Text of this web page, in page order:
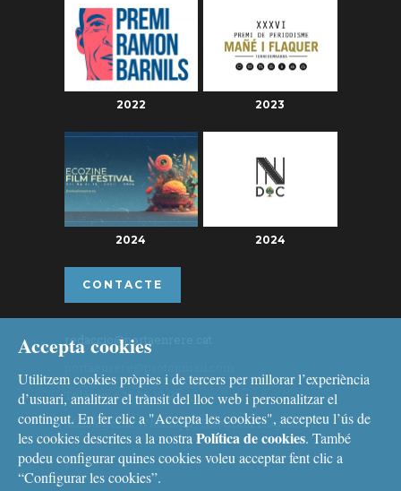
2022 2023
2024 2024
CONTACTE
redaccio@portaenrere.cat
Telèfon: 626 26 19 93
Missatgeria: Whatsapp, Telegram i Signal
Accepta cookies
Utilitzem cookies pròpies i de tercers per millorar l’experiència
d’usuari, analitzar el trànsit del lloc web i personalitzar el
contingut. En fer clic a "Accepta les cookies", accepteu l’ús de
les cookies descrites a la nostra Política de cookies. També
podeu configurar quines cookies voleu acceptar fent clic a
“Configurar les cookies”.